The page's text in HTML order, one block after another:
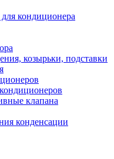
кондиционера
козырьки, подставки
клапана
конденсации